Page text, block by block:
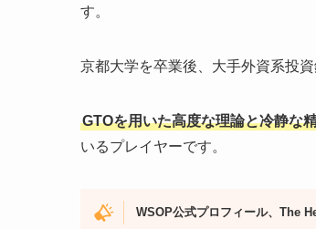
す。
京都大学を卒業後、大手外資系投
GTOを用いた高度な理論と冷静な
いるプレイヤーです。
WSOP公式プロフィール、The